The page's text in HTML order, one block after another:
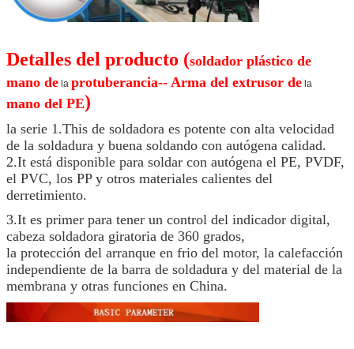
Detalles del producto (soldador plástico de
mano de la protuberancia-- Arma del extrusor de la
mano del PE)
la serie 1.This de soldadora es potente con alta velocidad
de la soldadura y buena soldando con autógena calidad.
2.It está disponible para soldar con autógena el PE, PVDF,
el PVC, los PP y otros materiales calientes del
derretimiento.
3.It es primer para tener un control del indicador digital,
cabeza soldadora giratoria de 360 grados,
la protección del arranque en frio del motor, la calefacción
independiente de la barra de soldadura y del material de la
membrana y otras funciones en China.